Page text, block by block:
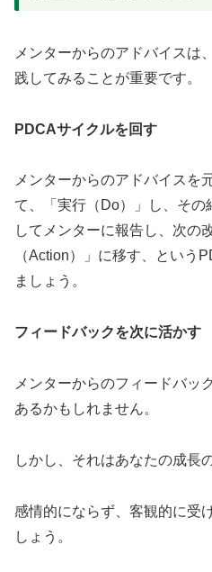
メンターからのアドバイスは
践してみることが重要です。
PDCAサイクルを回す
メンターからのアドバイスを
て、「実行（Do）」し、その
してメンターに報告し、次の
（Action）」に移す、という
ましょう。
フィードバックを次に活かす
メンターからのフィードバッ
あるかもしれません。
しかし、それはあなたの成長
感情的にならず、客観的に受
しょう。